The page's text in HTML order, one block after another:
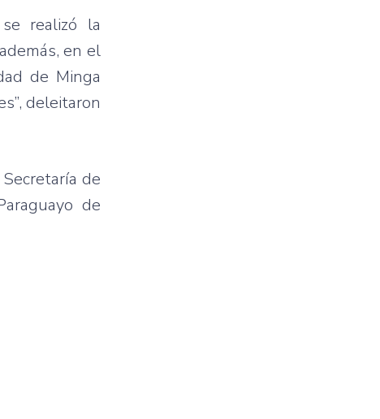
realizó la
en el
de Minga
deleitaron
de
de